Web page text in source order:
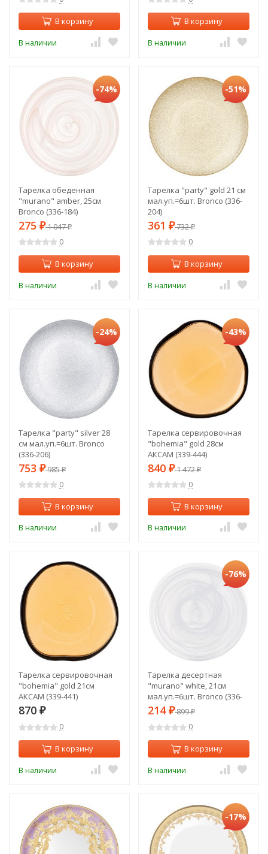
В корзину
В наличии
В корзину
В наличии
-74%
Тарелка обеденная
"murano" amber, 25см
Bronco (336-184)
275 ₽1 047₽
0
В корзину
В наличии
-51%
Тарелка "party" gold 21 см
мал.уп.=6шт. Bronco (336-
204)
361 ₽732₽
0
В корзину
В наличии
-24%
Тарелка "party" silver 28
см мал.уп.=6шт. Bronco
(336-206)
753 ₽985₽
0
В корзину
В наличии
-43%
Тарелка сервировочная
"bohemia" gold 28см
АКСАМ (339-444)
840 ₽1 472₽
0
В корзину
В наличии
Тарелка сервировочная
"bohemia" gold 21см
АКСАМ (339-441)
870 ₽
0
В корзину
В наличии
-76%
Тарелка десертная
"murano" white, 21см
мал.уп.=6шт. Bronco (336-
183)
214 ₽899₽
0
В корзину
В наличии
-17%